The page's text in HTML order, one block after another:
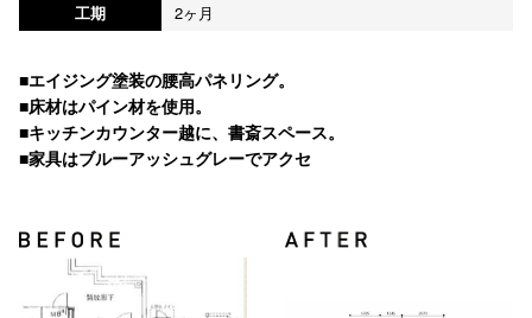
工期
2ヶ月
■エイジング塗装の腰高パネリング。
■床材はパイン材を使用。
■キッチンカウンター越に、書斎スペース。
■家具はブルーアッシュグレーでアクセ